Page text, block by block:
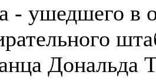
- ушедшего в
Дональда